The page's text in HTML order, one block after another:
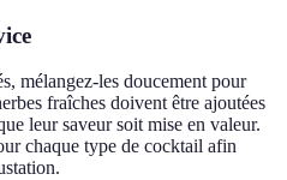
mélangez-les doucement pour
fraîches doivent être ajoutées
leur saveur soit mise en valeur.
chaque type de cocktail afin